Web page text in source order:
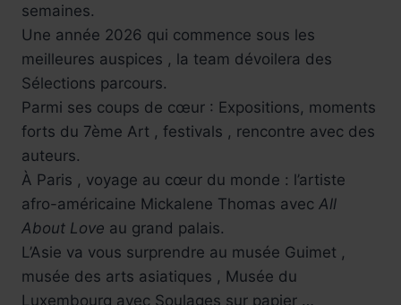
semaines.
Une année 2026 qui commence sous les
meilleures auspices , la team dévoilera des
Sélections parcours.
Parmi ses coups de cœur : Expositions, moments
forts du 7ème Art , festivals , rencontre avec des
auteurs.
À Paris , voyage au cœur du monde : l’artiste
afro-américaine Mickalene Thomas avec All
About Love au grand palais.
L’Asie va vous surprendre au musée Guimet ,
musée des arts asiatiques , Musée du
Luxembourg avec Soulages sur papier …